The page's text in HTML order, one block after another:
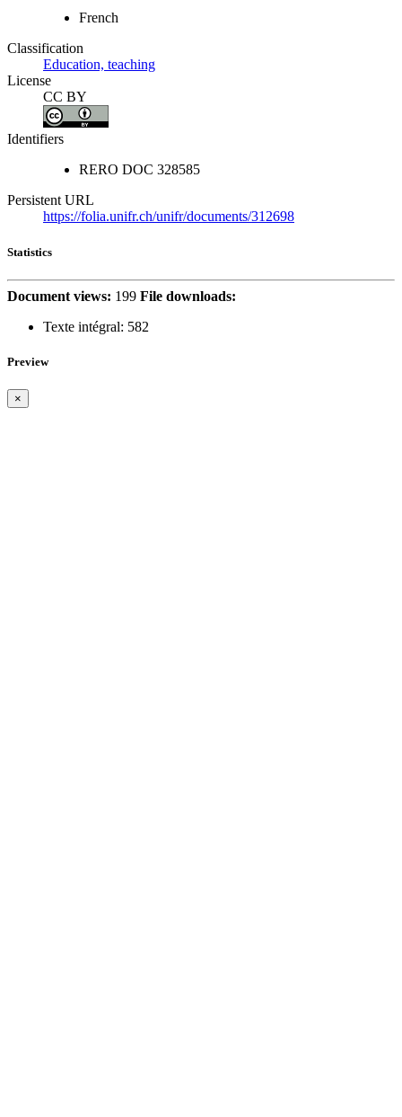
French
Classification
Education, teaching
License
CC BY
Identifiers
RERO DOC 328585
Persistent URL
https://folia.unifr.ch/unifr/documents/312698
Statistics
Document views: 199 File downloads:
Texte intégral: 582
Preview
×